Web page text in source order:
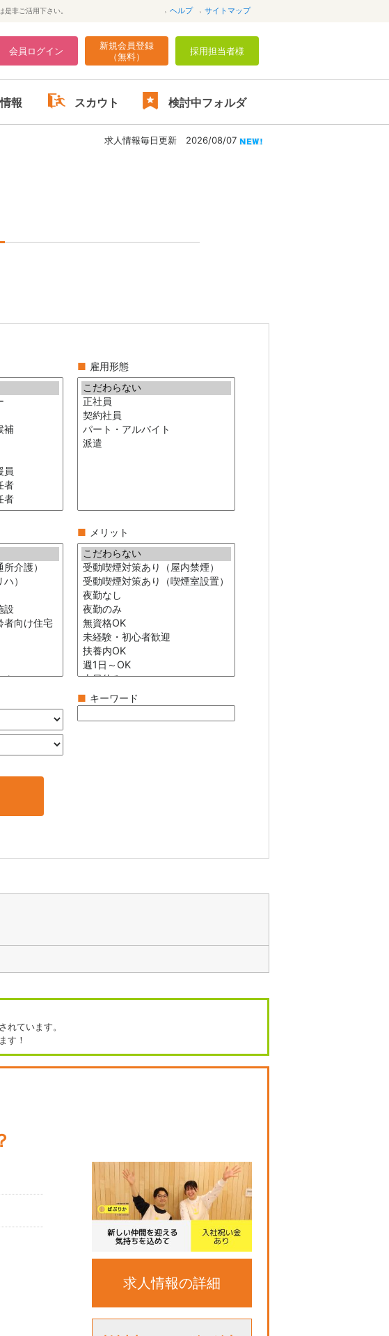
非ご活用下さい。 ヘルプ サイトマップ
会員ログイン
新規会員登録
（無料）
採用担当者様
報 スカウト 検討中フォルダ
求人情報毎日更新 2026/08/07
■ 雇用形態
■ メリット
■ キーワード
ています。
す！
求人情報の詳細